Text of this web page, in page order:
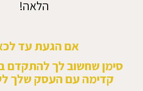
הלאה!
אם הגעת עד
סימן שחשוב לך להתקדם
קדימה עם העסק שלך